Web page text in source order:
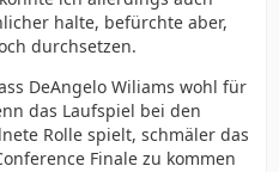
halte, befürchte aber,
durchsetzen.
DeAngelo Wiliams wohl für
das Laufspiel bei den
Rolle spielt, schmäler das
Finale zu kommen